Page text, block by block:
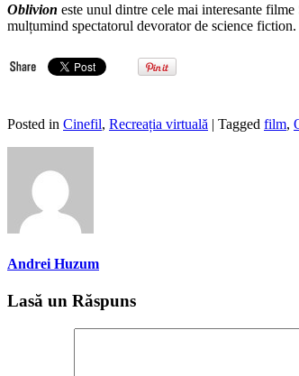
Oblivion este unul dintre cele mai interesante
mulțumind spectatorul devorator de science fiction.
Posted in Cinefil, Recreația virtuală | Tagged film,
Andrei Huzum
Lasă un Răspuns